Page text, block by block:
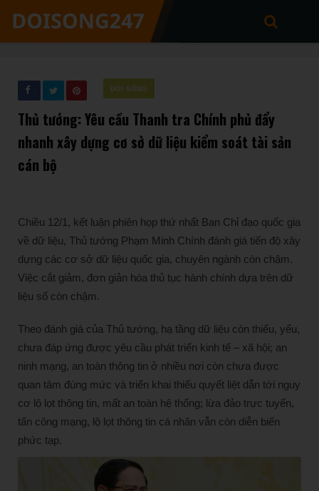
ĐỜI SỐNG
Thủ tướng: Yêu cầu Thanh tra Chính phủ đẩy
nhanh xây dựng cơ sở dữ liệu kiểm soát tài sản
cán bộ
Chiều 12/1, kết luận phiên họp thứ nhất Ban Chỉ đạo quốc gia
về dữ liệu, Thủ tướng Phạm Minh Chính đánh giá tiến độ xây
dựng các cơ sở dữ liệu quốc gia, chuyên ngành còn chậm.
Việc cắt giảm, đơn giản hóa thủ tục hành chính dựa trên dữ
liệu số còn chậm.
Theo đánh giá của Thủ tướng, hạ tầng dữ liệu còn thiếu, yếu,
chưa đáp ứng được yêu cầu phát triển kinh tế – xã hội; an
ninh mạng, an toàn thông tin ở nhiều nơi còn chưa được
quan tâm đúng mức và triển khai thiếu quyết liệt dẫn tới nguy
cơ lộ lọt thông tin, mất an toàn hệ thống; lừa đảo trực tuyến,
tấn công mạng, lộ lọt thông tin cá nhân vẫn còn diễn biến
phức tạp.